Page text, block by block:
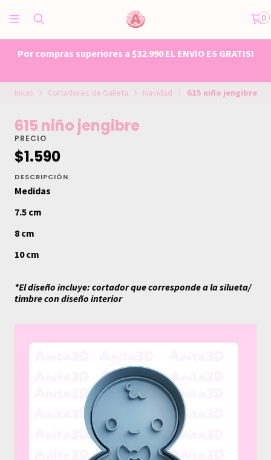
0
Por compras superiores a $32.990 EL ENVIO ES GRATIS!
Inicio Cortadores de Galleta Navidad 615 niño jengibre
615 niño jengibre
PRECIO
$1.590
DESCRIPCIÓN
Medidas
7.5 cm
8 cm
10 cm
*El diseño incluye: cortador que corresponde a la silueta/
timbre con diseño interior